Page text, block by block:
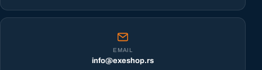
EMAIL
info@exeshop.rs